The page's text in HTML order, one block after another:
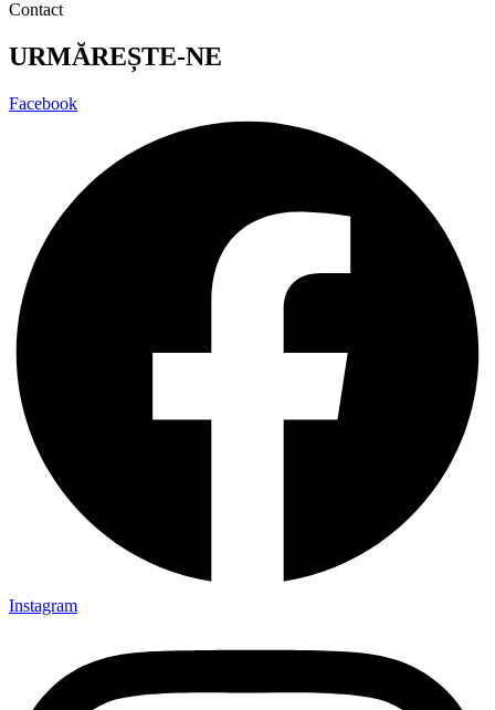
Contact
URMĂREȘTE-NE
Facebook
Instagram